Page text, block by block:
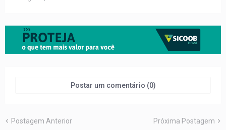
Postar um comentário (0)
Postagem Anterior Próxima Postagem